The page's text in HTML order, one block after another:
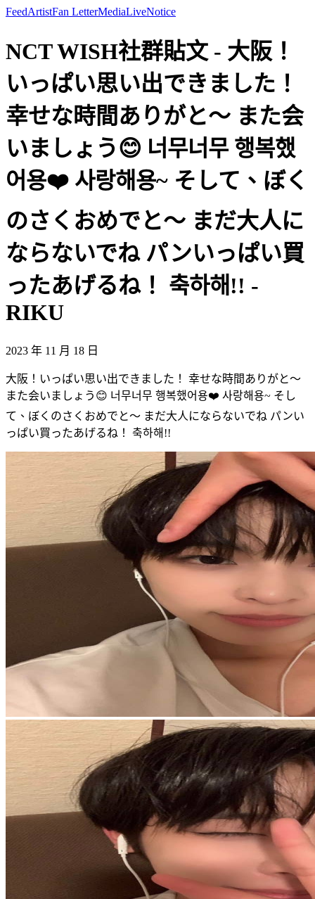
FeedArtistFan LetterMediaLiveNotice
NCT WISH社群貼文 - 大阪！
いっぱい思い出できました！
幸せな時間ありがと〜 また会
いましょう😊 너무너무 행복했
어용❤️ 사랑해용~ そして、ぼく
のさくおめでと〜 まだ大人に
ならないでね パンいっぱい買
ったあげるね！ 축하해!! -
RIKU
2023 年 11 月 18 日
大阪！いっぱい思い出できました！ 幸せな時間ありがと〜
また会いましょう😊 너무너무 행복했어용❤️ 사랑해용~ そし
て、ぼくのさくおめでと〜 まだ大人にならないでね パンい
っぱい買ったあげるね！ 축하해!!